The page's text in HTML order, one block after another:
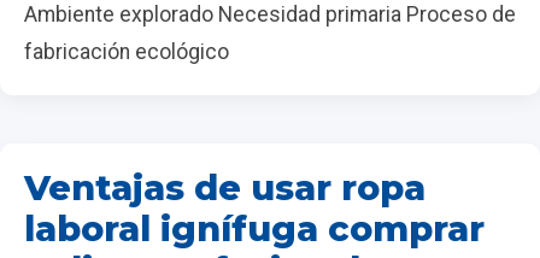
Ambiente explorado Necesidad primaria Proceso de
fabricación ecológico
Ventajas de usar ropa
laboral ignífuga comprar